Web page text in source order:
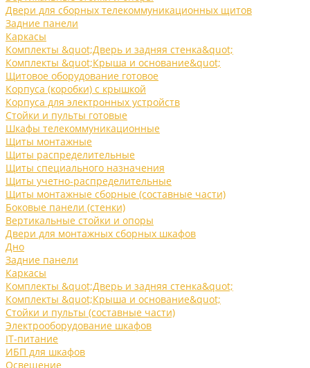
Двери для сборных телекоммуникационных щитов
Задние панели
Каркасы
Комплекты &quot;Дверь и задняя стенка&quot;
Комплекты &quot;Крыша и основание&quot;
Щитовое оборудование готовое
Корпуса (коробки) с крышкой
Корпуса для электронных устройств
Стойки и пульты готовые
Шкафы телекоммуникационные
Щиты монтажные
Щиты распределительные
Щиты специального назначения
Щиты учетно-распределительные
Щиты монтажные сборные (составные части)
Боковые панели (стенки)
Вертикальные стойки и опоры
Двери для монтажных сборных шкафов
Дно
Задние панели
Каркасы
Комплекты &quot;Дверь и задняя стенка&quot;
Комплекты &quot;Крыша и основание&quot;
Стойки и пульты (составные части)
Электрооборудование шкафов
IT-питание
ИБП для шкафов
Освещение